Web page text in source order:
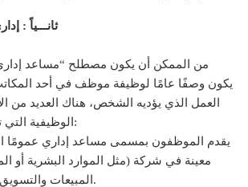
ثانـــياً : إداري
من الممكن أن يكون مصطلح “مساعد
يكون وصفًا عامًا لوظيفة موظف في أحد
العمل الذي يؤديه الشخص، هناك العديد من
الوظيفية التي تندرج تحت هذا الدور:
يقدم الموظفون بمسمى مساعد إداري عمومًا
معينة في شركة (مثل الموارد البشرية أو
المبيعات والتسويق أو تقنية المعلومات).